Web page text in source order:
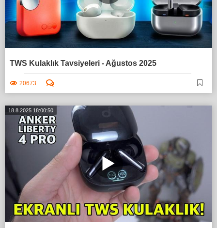
TWS Kulaklık Tavsiyeleri - Ağustos 2025
20673
18.8.2025 18:00:50